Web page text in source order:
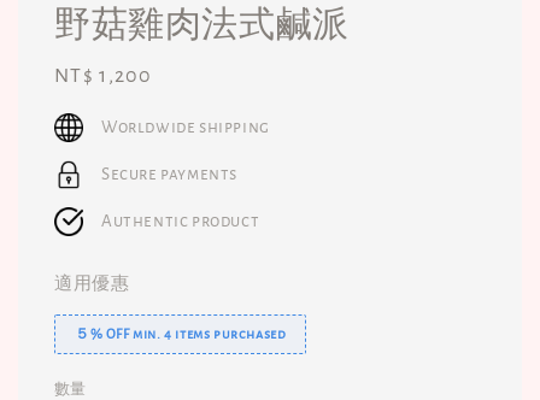
野菇雞肉法式鹹派
Regular
price
NT$ 1,200
Worldwide shipping
Secure payments
Authentic product
適用優惠
５% OFF min. 4 items purchased
數量